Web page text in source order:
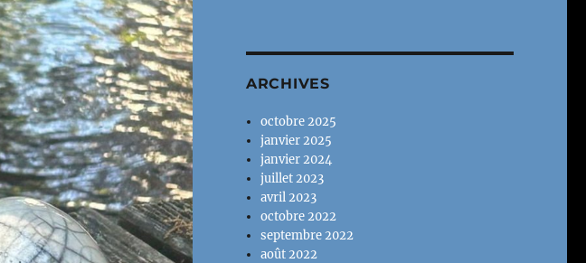
ARCHIVES
octobre 2025
janvier 2025
janvier 2024
juillet 2023
avril 2023
octobre 2022
septembre 2022
août 2022